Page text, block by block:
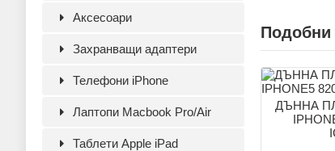
Аксесoари
Захранващи адаптери
Телефони iPhone
Лаптопи Macbook Pro/Air
Таблети Apple iPad
Подобни
ДЪННА